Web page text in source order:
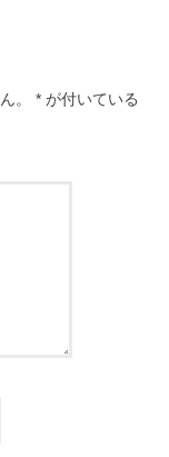
。 * が付いている